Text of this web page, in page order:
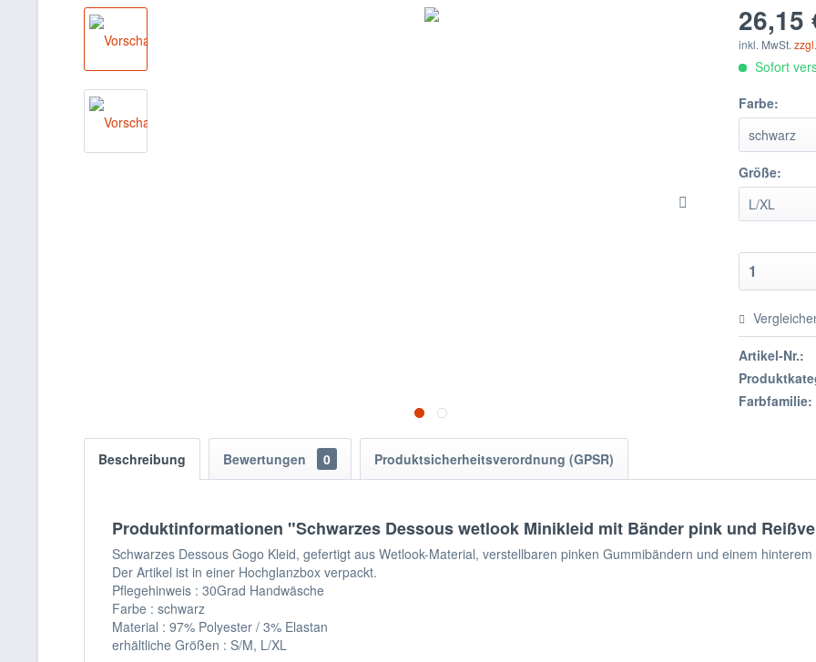
26,15
inkl. MwSt.
Sofort
Farbe:
Größe:
Artikel-Nr.:
Farbfamilie:
Beschreibung Bewertungen 0 Produktsicherheitsverordnung (GPSR)
Produktinformationen "Schwarzes Dessous wetlook Minikleid mit Bänder pink und
Schwarzes Dessous Gogo Kleid, gefertigt aus Wetlook-Material, verstellbaren pinken Gummibändern und einem
Der Artikel ist in einer Hochglanzbox verpackt.
Pflegehinweis : 30Grad Handwäsche
Farbe : schwarz
Material : 97% Polyester / 3% Elastan
erhältliche Größen : S/M, L/XL